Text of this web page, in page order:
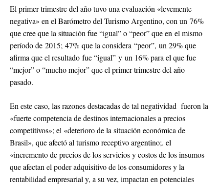
El primer trimestre del año tuvo una evaluación «levemente
negativa» en el Barómetro del Turismo Argentino, con un 76%
que cree que la situación fue “igual” o “peor” que en el mismo
período de 2015; 47% que la considera “peor”, un 29% que
afirma que el resultado fue “igual” y un 16% para el que fue
“mejor” o “mucho mejor” que el primer trimestre del año
pasado.
En este caso, las razones destacadas de tal negatividad fueron la
«fuerte competencia de destinos internacionales a precios
competitivos»; el «deterioro de la situación económica de
Brasil», que afectó al turismo receptivo argentino;. el
«incremento de precios de los servicios y costos de los insumos
que afectan el poder adquisitivo de los consumidores y la
rentabilidad empresarial y, a su vez, impactan en potenciales